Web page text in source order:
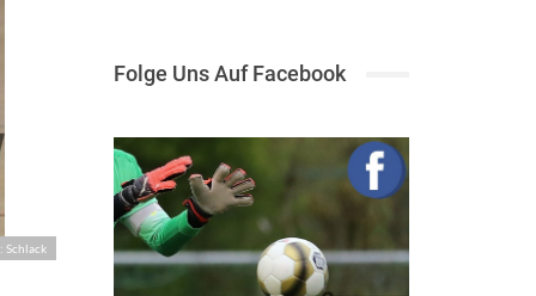
Schlack
Folge Uns Auf Facebook